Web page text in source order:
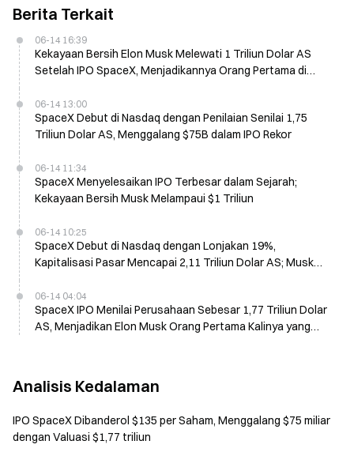
Berita Terkait
06-14 16:39
Kekayaan Bersih Elon Musk Melewati 1 Triliun Dolar AS
Setelah IPO SpaceX, Menjadikannya Orang Pertama di
06-14 13:00
SpaceX Debut di Nasdaq dengan Penilaian Senilai 1,75
Triliun Dolar AS, Menggalang $75B dalam IPO Rekor
06-14 11:34
SpaceX Menyelesaikan IPO Terbesar dalam Sejarah;
Kekayaan Bersih Musk Melampaui $1 Triliun
06-14 10:25
SpaceX Debut di Nasdaq dengan Lonjakan 19%,
Kapitalisasi Pasar Mencapai 2,11 Triliun Dolar AS; Musk
06-14 04:04
SpaceX IPO Menilai Perusahaan Sebesar 1,77 Triliun Dolar
AS, Menjadikan Elon Musk Orang Pertama Kalinya yang
Analisis Kedalaman
IPO SpaceX Dibanderol $135 per Saham, Menggalang $75 miliar
dengan Valuasi $1,77 triliun